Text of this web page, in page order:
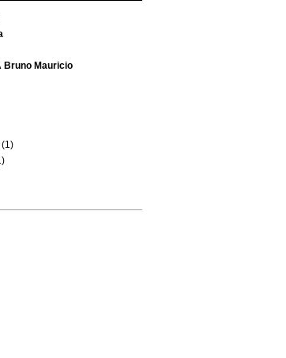
Bruno Mauricio